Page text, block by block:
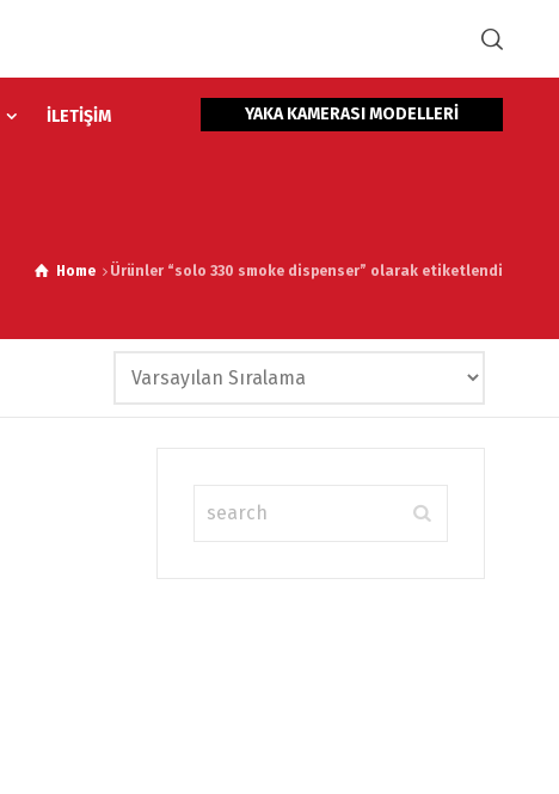
İLETİŞİM YAKA KAMERASI MODELLERİ
Home Ürünler “solo 330 smoke dispenser” olarak etiketlendi